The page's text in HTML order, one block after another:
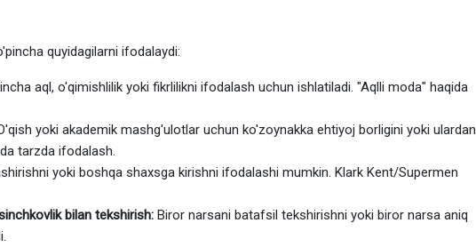
quyidagilarni ifodalaydi:
aql, o'qimishlilik yoki fikrlilikni ifodalash uchun ishlatiladi. "Aqlli moda" haqida
yoki akademik mashg'ulotlar uchun ko'zoynakka ehtiyoj borligini yoki ulardan
tarzda ifodalash.
yoki boshqa shaxsga kirishni ifodalashi mumkin. Klark Kent/Supermen
bilan tekshirish: Biror narsani batafsil tekshirishni yoki biror narsa aniq